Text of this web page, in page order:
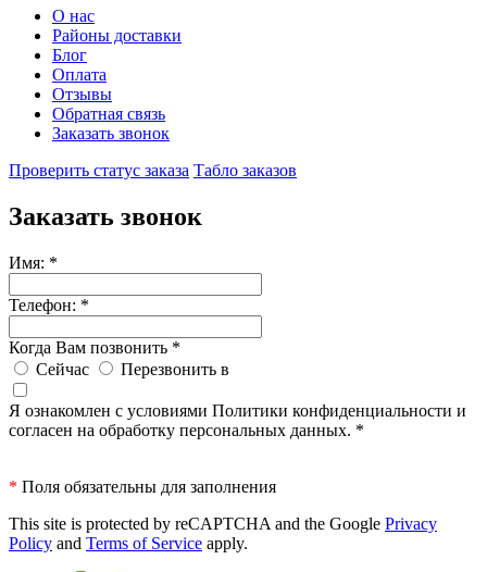
О нас
Районы доставки
Блог
Оплата
Отзывы
Обратная связь
Заказать звонок
Проверить статус заказа Табло заказов
Заказать звонок
Имя: *
Телефон: *
Когда Вам позвонить *
Сейчас
Перезвонить в
Я ознакомлен с условиями Политики конфиденциальности и
согласен на обработку персональных данных. *
* Поля обязательны для заполнения
This site is protected by reCAPTCHA and the Google Privacy
Policy and Terms of Service apply.